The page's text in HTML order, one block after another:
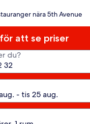
nära 5th Avenue
att se priser
du?